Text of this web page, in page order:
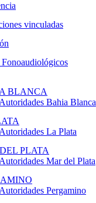
vinculadas
BLANCA
Autoridades Bahia Blanca
Autoridades La Plata
PLATA
Autoridades Mar del Plata
Autoridades Pergamino